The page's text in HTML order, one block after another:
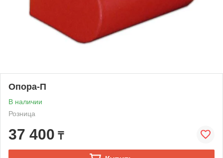
Опора-П
В наличии
Розница
37 400 ₸